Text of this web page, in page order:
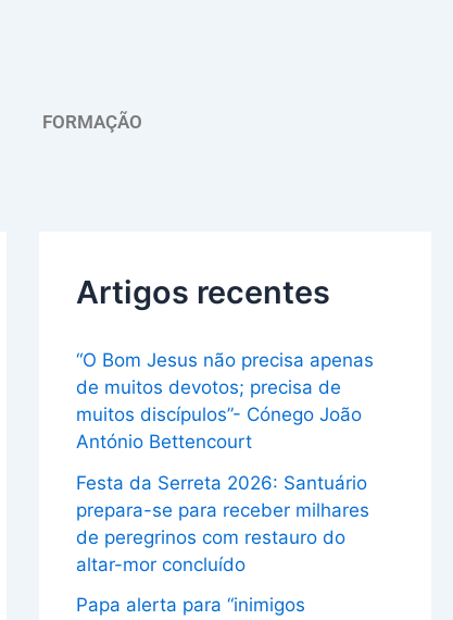
FORMAÇÃO
Artigos recentes
“O Bom Jesus não precisa apenas
de muitos devotos; precisa de
muitos discípulos”- Cónego João
António Bettencourt
Festa da Serreta 2026: Santuário
prepara-se para receber milhares
de peregrinos com restauro do
altar-mor concluído
Papa alerta para “inimigos
u